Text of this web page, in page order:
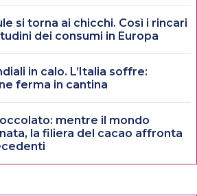
si torna ai chicchi. Così i rincari
dei consumi in Europa
in calo. L’Italia soffre:
ferma in cantina
mentre il mondo
la filiera del cacao affronta